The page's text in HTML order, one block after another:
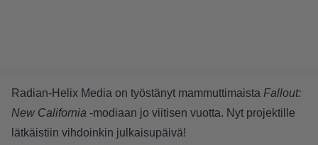
Radian-Helix Media on työstänyt mammuttimaista Fallout:
New California -modiaan jo viitisen vuotta. Nyt projektille
lätkäistiin vihdoinkin julkaisupäivä!